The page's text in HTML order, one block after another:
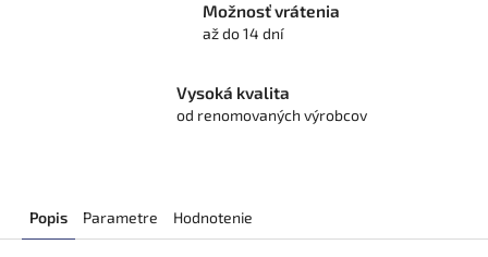
Možnosť vrátenia
až do 14 dní
Vysoká kvalita
od renomovaných výrobcov
Popis Parametre Hodnotenie